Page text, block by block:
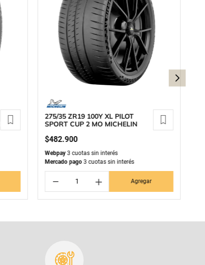
275/35 ZR19 100Y XL PILOT
SPORT CUP 2 MO MICHELIN
$482.900
Webpay3 cuotas sin interés
Mercado pago3 cuotas sin interés
＋
－ Agregar